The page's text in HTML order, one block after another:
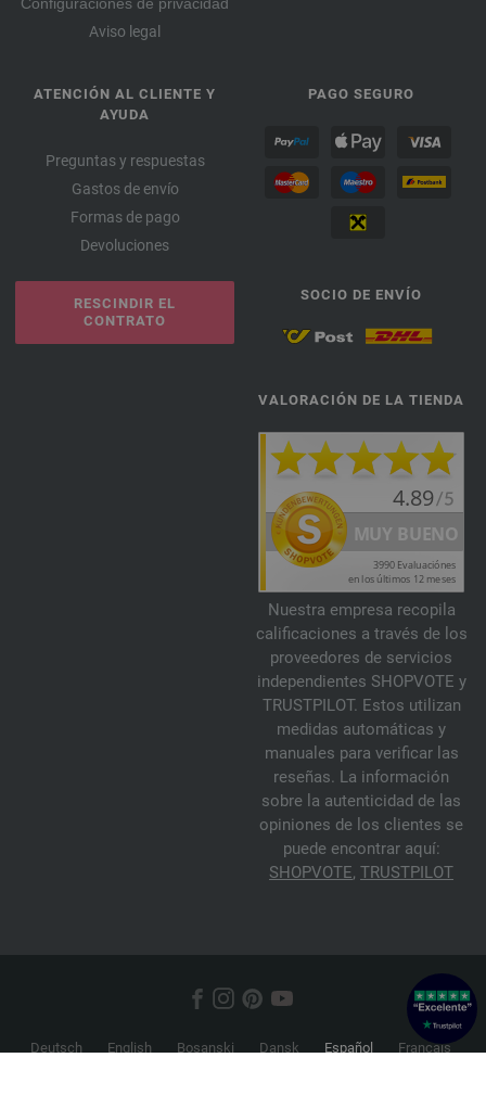
Configuraciones de privacidad
Aviso legal
ATENCIÓN AL CLIENTE Y
AYUDA
Preguntas y respuestas
Gastos de envío
Formas de pago
Devoluciones
RESCINDIR EL
CONTRATO
PAGO SEGURO
SOCIO DE ENVÍO
VALORACIÓN DE LA TIENDA
Nuestra empresa recopila
calificaciones a través de los
proveedores de servicios
independientes SHOPVOTE y
TRUSTPILOT. Estos utilizan
medidas automáticas y
manuales para verificar las
reseñas. La información
sobre la autenticidad de las
opiniones de los clientes se
puede encontrar aquí:
SHOPVOTE, TRUSTPILOT
Deutsch English Bosanski Dansk Español
Français